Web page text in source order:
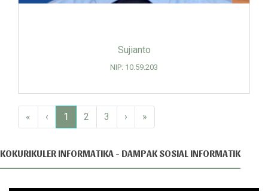
Sujianto
NIP: 10.59.203
« ‹ 1 2 3 › »
KOKURIKULER INFORMATIKA - DAMPAK SOSIAL INFORMATIK